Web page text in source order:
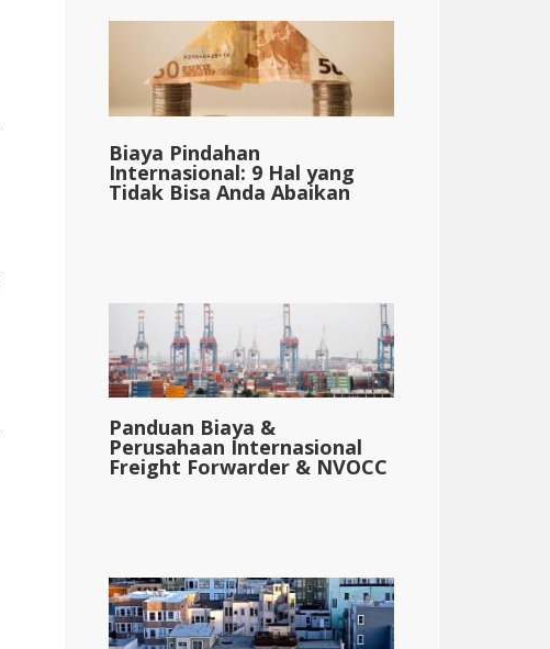
Biaya Pindahan
Internasional: 9 Hal yang
Tidak Bisa Anda Abaikan
Panduan Biaya &
Perusahaan Internasional
Freight Forwarder & NVOCC